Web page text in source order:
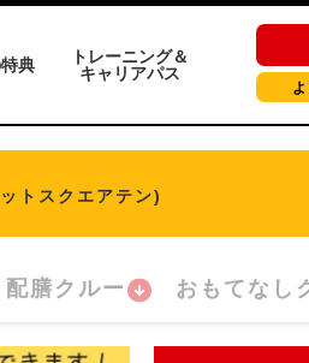
典
トレーニング＆
キャリアパス
トスクエアテン)
膳クルー おもてなし